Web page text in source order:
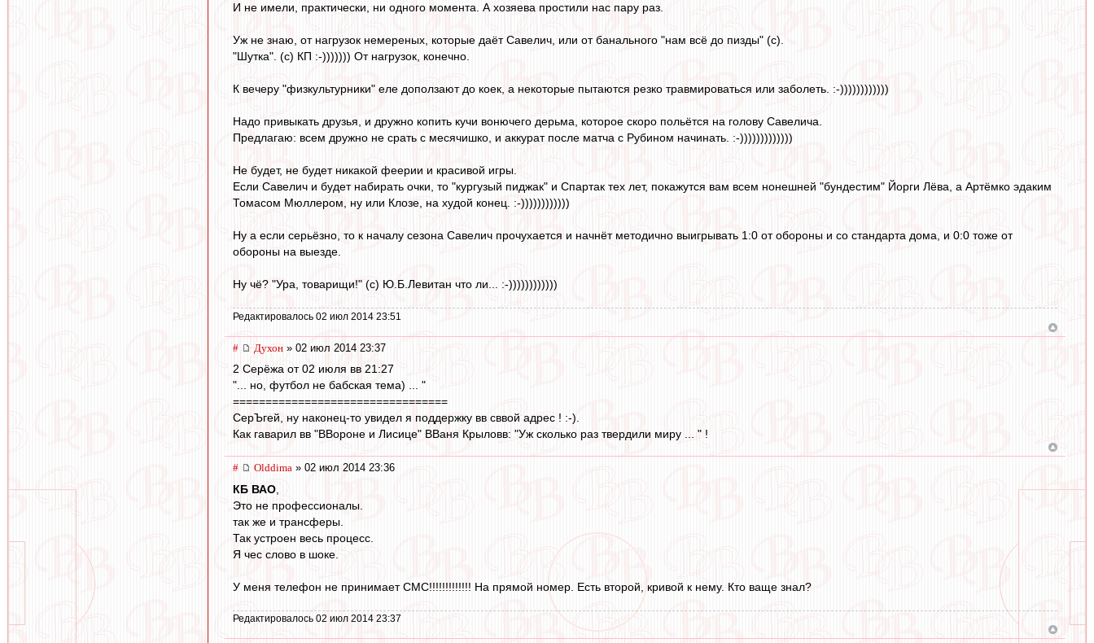
И не имели, практически, ни одного момента. А хозяева простили нас пару раз.
Уж не знаю, от нагрузок немереных, которые даёт Савелич, или от банального "нам всё до пизды" (с).
"Шутка". (с) КП :-))))))) От нагрузок, конечно.
К вечеру "физкультурники" еле доползают до коек, а некоторые пытаются резко травмироваться или заболеть. :-))))))))))))
Надо привыкать друзья, и дружно копить кучи вонючего дерьма, которое скоро польётся на голову Савелича.
Предлагаю: всем дружно не срать с месячишко, и аккурат после матча с Рубином начинать. :-)))))))))))))
Не будет, не будет никакой феерии и красивой игры.
Если Савелич и будет набирать очки, то "кургузый пиджак" и Спартак тех лет, покажутся вам всем нонешней "бундестим" Йорги Лёва, а Артёмко эдаким
Томасом Мюллером, ну или Клозе, на худой конец. :-))))))))))))
Ну а если серьёзно, то к началу сезона Савелич прочухается и начнёт методично выигрывать 1:0 от обороны и со стандарта дома, и 0:0 тоже от
обороны на выезде.
Ну чё? "Ура, товарищи!" (с) Ю.Б.Левитан что ли... :-))))))))))))
Редактировалось 02 июл 2014 23:51
# Духон » 02 июл 2014 23:37
2 Серёжа от 02 июля вв 21:27
"... но, футбол не бабская тема) ... "
=================================
СерЪгей, ну наконец-то увидел я поддержку вв сввой адрес ! :-).
Как гаварил вв "ВВороне и Лисице" ВВаня Крыловв: "Уж сколько раз твердили миру ... " !
# Olddima » 02 июл 2014 23:36
КБ ВАО
Это не профессионалы.
так же и трансферы.
Так устроен весь процесс.
Я чес слово в шоке.
У меня телефон не принимает СМС!!!!!!!!!!!!! На прямой номер. Есть второй, кривой к нему. Кто ваще знал?
Редактировалось 02 июл 2014 23:37